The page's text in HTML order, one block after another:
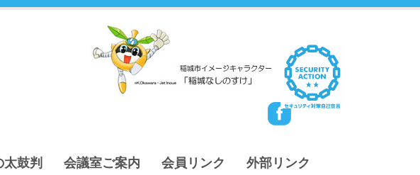
鼓判 会議室ご案内 会員リンク 外部リンク